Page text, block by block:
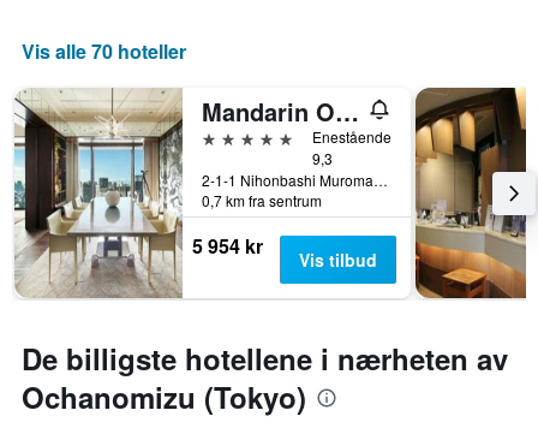
Vis alle 70 hoteller
Mandarin Oriental, Tokyo
5 stjerner
Enestående
9,3
2-1-1 Nihonbashi Muromachi, Tokyo, Japan
0,7 km fra sentrum
5 954 kr Vis tilbud
De billigste hotellene i nærheten av
Ochanomizu (Tokyo)